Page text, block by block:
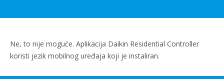
Ne, to nije moguće. Aplikacija Daikin Residential Controller
koristi jezik mobilnog uređaja koji je instaliran.